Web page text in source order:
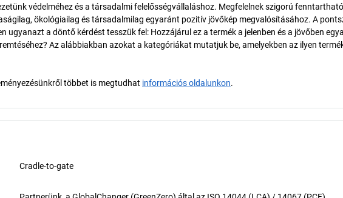
védelméhez és a társadalmi felelősségvállaláshoz. Megfelelnek szigorú
ökológiailag és társadalmilag egyaránt pozitív jövőkép megvalósításához. A
ugyanazt a döntő kérdést tesszük fel: Hozzájárul ez a termék a jelenben és a jövőben
Az alábbiakban azokat a kategóriákat mutatjuk be, amelyekben az ilyen
többet is megtudhat információs oldalunkon.
Cradle-to-gate